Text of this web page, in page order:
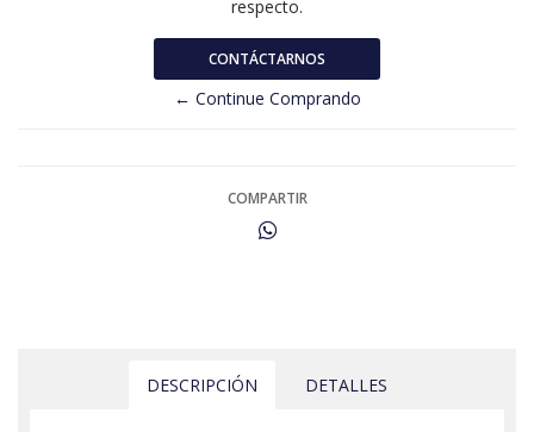
respecto.
CONTÁCTARNOS
← Continue Comprando
COMPARTIR
DESCRIPCIÓN DETALLES